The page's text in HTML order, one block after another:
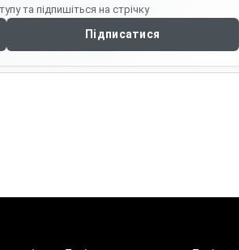
та підпишіться на стрічку
Підписатися